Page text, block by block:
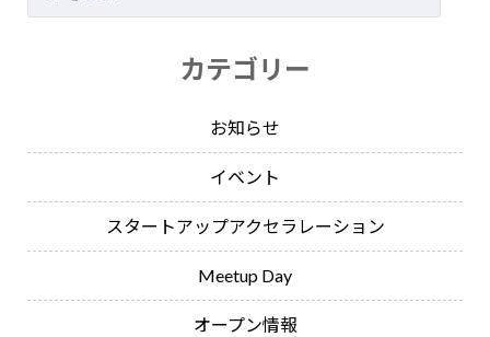
カテゴリー
お知らせ
イベント
スタートアップアクセラレーション
Meetup Day
オープン情報